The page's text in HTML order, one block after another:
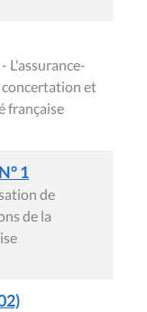
L'assurance-
concertation et
française
1
de
de la